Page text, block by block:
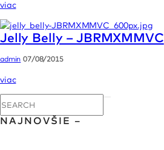
viac
Jelly Belly – JBRMXMMVC
admin 07/08/2015
viac
NAJNOVŠIE –